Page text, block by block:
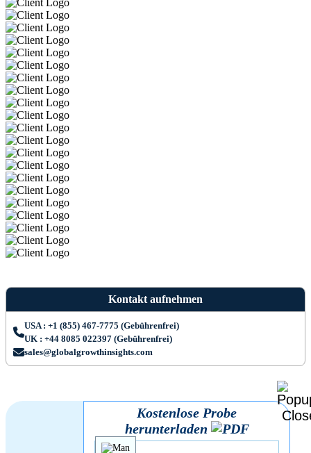
Kontakt aufnehmen
USA : +1 (855) 467-7775 (Gebührenfrei)
UK : +44 8085 022397 (Gebührenfrei)
sales@globalgrowthinsights.com
Kostenlose Probe
herunterladen